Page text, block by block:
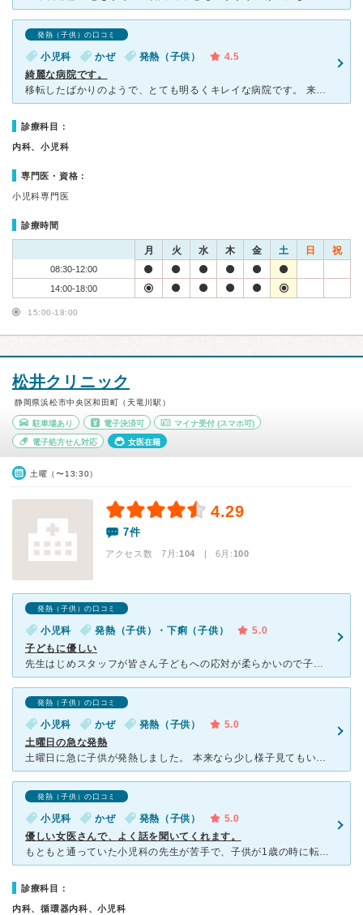
発熱（子供）の口コミ
小児科 かぜ 発熱（子供）
4.5
綺麗な病院です。
移転したばかりのようで、とても明るくキレイな病院です。 来院した日は平日の夕方で雨が降っていた為か、待ち時間はほとんどありませんでした。 初診だったので予約はとらず直接病院に行きました。 次にお
診療科目：
内科、小児科
専門医・資格：
小児科専門医
診療時間
月 火 水 木 金 土 日 祝
08:30-12:00
14:00-18:00
15:00-18:00
松井クリニック
静岡県浜松市中央区和田町（天竜川駅）
駐車場あり 電子決済可 マイナ受付 (スマホ可)
電子処方せん対応 女医在籍
土曜（〜13:30）
4.29
7件
アクセス数 7月:104 | 6月:100
発熱（子供）の口コミ
小児科 発熱（子供）・下痢（子供）
5.0
子どもに優しい
先生はじめスタッフが皆さん子どもへの応対が柔らかいので子どももあまり嫌がりません。 順番予約出来るので院内での待ち時間を最小限に出来てしんどい時にありがたいです。 隣の整形外科と駐車場が共有だから
発熱（子供）の口コミ
小児科 かぜ 発熱（子供）
5.0
土曜日の急な発熱
土曜日に急に子供が発熱しました。 本来なら少し様子見てもいいかな。と思うところですが翌日日曜日だし、インフルエンザも流行っているので心配で、数少ない土曜日もやっている病院へ電話しました。電話対応はと
発熱（子供）の口コミ
小児科 かぜ 発熱（子供）
5.0
優しい女医さんで、よく話を聞いてくれます。
もともと通っていた小児科の先生が苦手で、子供が1歳の時に転院しました。 こちらの先生は、とても穏やかできちんとお話を聞いてくれます。 子供ともコミュニケーションを取ってくれるので、子自身も安心
診療科目：
内科、循環器内科、小児科